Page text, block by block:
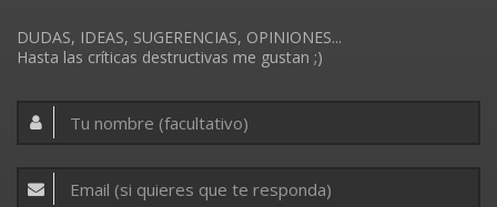
DUDAS, IDEAS, SUGERENCIAS, OPINIONES...
Hasta las críticas destructivas me gustan ;)